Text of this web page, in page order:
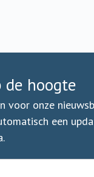
hoogte
voor onze
een